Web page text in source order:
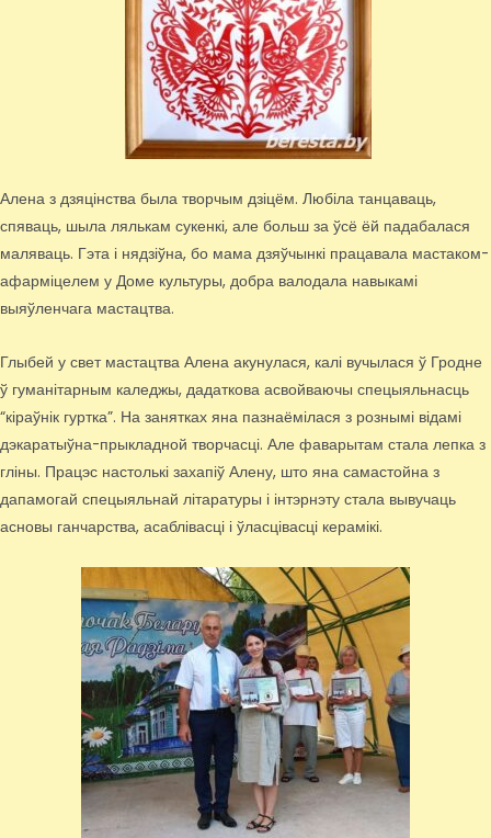
Алена з дзяцінства была творчым дзіцём. Любіла танцаваць,
спяваць, шыла лялькам сукенкі, але больш за ўсё ёй падабалася
маляваць. Гэта і нядзіўна, бо мама дзяўчынкі працавала мастаком-
афарміцелем у Доме культуры, добра валодала навыкамі
выяўленчага мастацтва.
Глыбей у свет мастацтва Алена акунулася, калі вучылася ў Гродне
ў гуманітарным каледжы, дадаткова асвойваючы спецыяльнасць
“кіраўнік гуртка”. На занятках яна пазнаёмілася з рознымі відамі
дэкаратыўна-прыкладной творчасці. Але фаварытам стала лепка з
гліны. Працэс настолькі захапіў Алену, што яна самастойна з
дапамогай спецыяльнай літаратуры і інтэрнэту стала вывучаць
асновы ганчарства, асаблівасці і ўласцівасці керамікі.